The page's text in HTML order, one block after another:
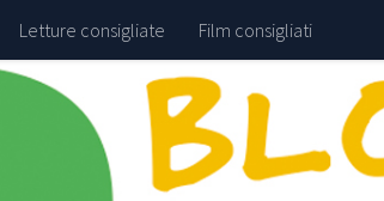
Letture consigliate Film consigliati